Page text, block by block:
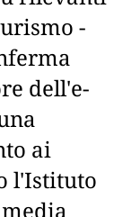
-
dell'e-
ai
l'Istituto